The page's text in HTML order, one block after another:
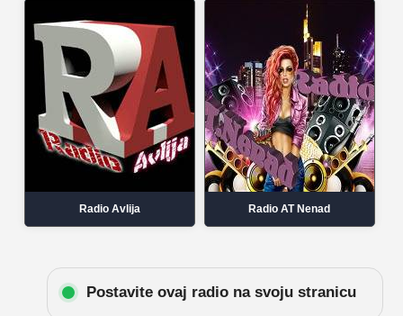
Radio Avlija Radio AT Nenad
Postavite ovaj radio na svoju stranicu